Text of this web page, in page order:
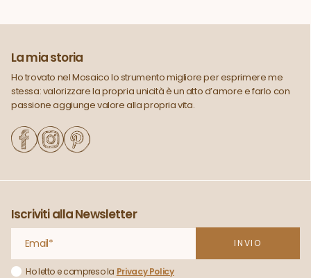
La mia storia
Ho trovato nel Mosaico lo strumento migliore per esprimere me
stessa: valorizzare la propria unicità è un atto d’amore e farlo con
passione aggiunge valore alla propria vita.
Iscriviti alla Newsletter
Ho letto e compreso la Privacy Policy